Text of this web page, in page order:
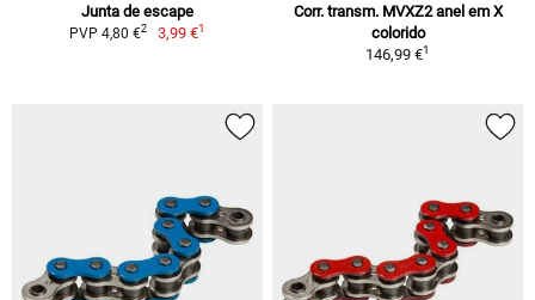
Junta de escape
PVP 4,80 €2 3,99 €1
Corr. transm. MVXZ2 anel em X
colorido
146,99 €1